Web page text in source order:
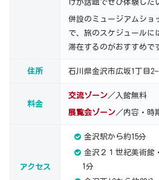
けが話題でぜひ体験した
併設のミュージアムショ
で、旅のスケジュールに
滞在するのがおすすめで
住所 石川県金沢市広坂1丁目
料金
交流ゾーン／入館無料
展覧会ゾーン／内容・時
アクセス
金沢駅から約15分
金沢２１世紀美術館
1分